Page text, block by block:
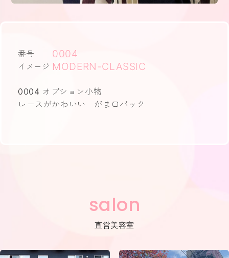
番号 0004
イメージ MODERN-CLASSIC
0004 オプション小物
レースがかわいい がま口バック
salon
直営美容室